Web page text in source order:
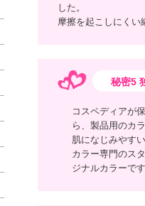
した。
摩擦を起こしにくい
秘密5
コスペディアが
ら、製品用のカ
肌になじみやす
カラー専門のス
ジナルカラーです